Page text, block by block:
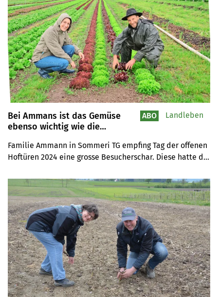
Bei Ammans ist das Gemüse
ebenso wichtig wie die
Familie Ammann in Sommeri TG empfing Tag der offenen
Hoftüren 2024 eine grosse Besucherschar. Diese hatte die
Gemüseanbau zu erfahren.
ABO Landleben